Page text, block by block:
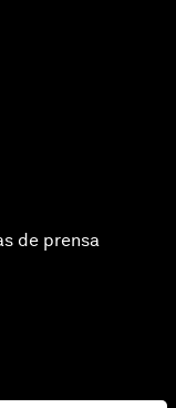
de prensa